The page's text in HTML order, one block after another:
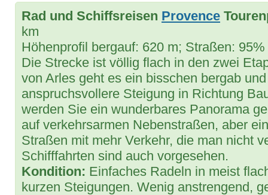
Rad und Schiffsreisen Provence
km
Höhenprofil bergauf: 620 m; Straßen:
Die Strecke ist völlig flach in den zwei
von Arles geht es ein bisschen bergab
anspruchsvollere Steigung in Richtung
werden Sie ein wunderbares Panorama
auf verkehrsarmen Nebenstraßen, aber
Straßen mit mehr Verkehr, die man nicht
Schifffahrten sind auch vorgesehen.
Kondition: Einfaches Radeln in meist
kurzen Steigungen. Wenig anstrengend,